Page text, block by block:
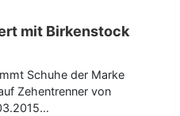
mit Birkenstock
Schuhe der Marke
Zehentrenner von